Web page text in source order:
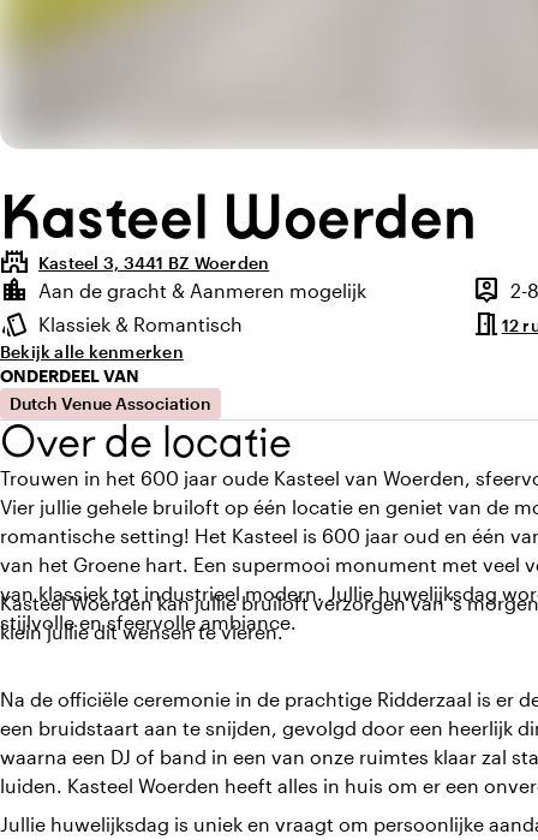
Kasteel Woerden
castle Kasteel 3, 3441 BZ Woerden
Highlights
location_city
Locatie en omgeving
Aan de gracht & Aanmeren mogelijk person_pin 2-
style
Sfeer en uitstraling
Klassiek & Romantisch meeting_room 12
Bekijk alle kenmerken
ONDERDEEL VAN
Dutch Venue Association
Over de locatie
Trouwen in het 600 jaar oude Kasteel van Woerden,
Vier jullie gehele bruiloft op één locatie en geniet van de
romantische setting! Het Kasteel is 600 jaar oud en één
van het Groene hart. Een supermooi monument met veel
van klassiek tot industrieel modern. Jullie huwelijksdag
stijlvolle en sfeervolle ambiance.
Kasteel Woerden kan jullie bruiloft verzorgen van ‘s
klein jullie dit wensen te vieren.
Na de officiële ceremonie in de prachtige Ridderzaal is er
een bruidstaart aan te snijden, gevolgd door een heerlijk
waarna een DJ of band in een van onze ruimtes klaar zal
luiden. Kasteel Woerden heeft alles in huis om er een
Jullie huwelijksdag is uniek en vraagt om persoonlijke